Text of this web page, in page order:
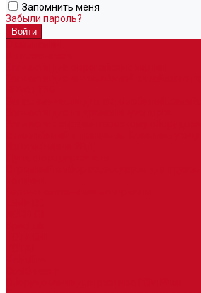
Запомнить меня
Забыли пароль?